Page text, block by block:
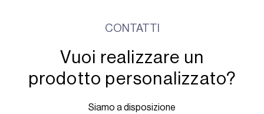
CONTATTI
Vuoi realizzare un
prodotto personalizzato?
Siamo a disposizione